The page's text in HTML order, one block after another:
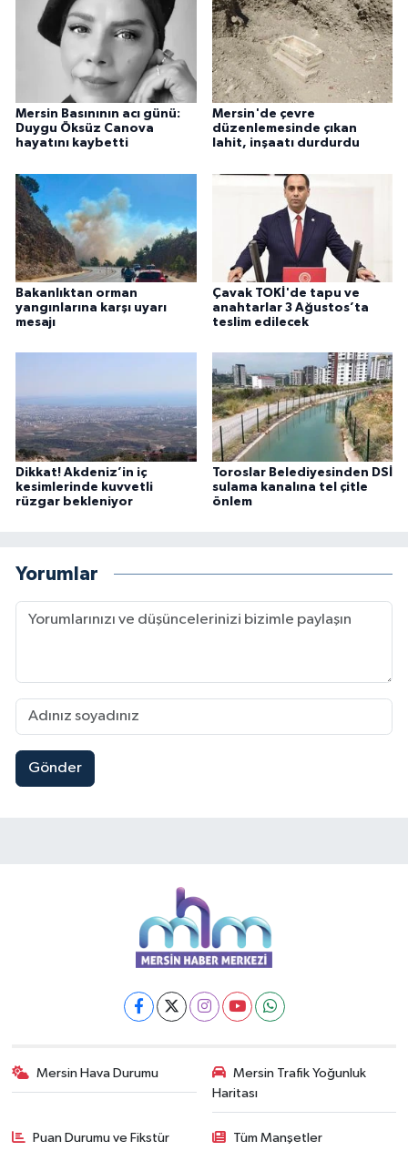
Mersin Basınının acı günü:
Duygu Öksüz Canova
hayatını kaybetti
Mersin'de çevre
düzenlemesinde çıkan
lahit, inşaatı durdurdu
Bakanlıktan orman
yangınlarına karşı uyarı
mesajı
Çavak TOKİ'de tapu ve
anahtarlar 3 Ağustos’ta
teslim edilecek
Dikkat! Akdeniz’in iç
kesimlerinde kuvvetli
rüzgar bekleniyor
Toroslar Belediyesinden DSİ
sulama kanalına tel çitle
önlem
Yorumlar
Gönder
Mersin Hava Durumu
Mersin Trafik Yoğunluk
Haritası
Puan Durumu ve Fikstür Tüm Manşetler